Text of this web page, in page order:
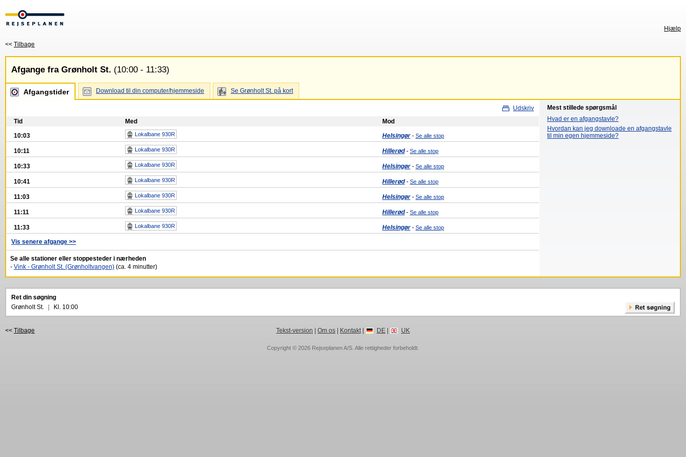
Hjælp
<< Tilbage
Afgange fra Grønholt St. (10:00 - 11:33)
Afgangstider Download til din computer/hjemmeside Se Grønholt St. på kort
Udskriv
Tid
Med
Mod
10:03
Lokalbane 930R Helsingør - Se alle stop
10:11 Lokalbane 930R Hillerød - Se alle stop
10:33 Lokalbane 930R Helsingør - Se alle stop
10:41 Lokalbane 930R Hillerød - Se alle stop
11:03 Lokalbane 930R Helsingør - Se alle stop
11:11 Lokalbane 930R Hillerød - Se alle stop
11:33 Lokalbane 930R Helsingør - Se alle stop
Vis senere afgange >>
Se alle stationer eller stoppesteder i nærheden
- Vink - Grønholt St. (Grønholtvangen) (ca. 4 minutter)
Mest stillede spørgsmål
Hvad er en afgangstavle?
Hvordan kan jeg downloade en afgangstavle
til min egen hjemmeside?
Ret din søgning
Grønholt St.
Kl. 10:00
<< Tilbage Tekst-version Om os| Kontakt| DE| UK
Copyright © 2026 Rejseplanen A/S . Alle rettigheder forbeholdt.